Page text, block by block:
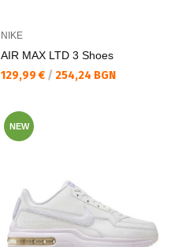
NIKE
AIR MAX LTD 3 Shoes
Текуща цена:
129,99 € / 254,24 BGN
NEW